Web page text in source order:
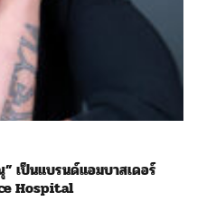
เป็นแบรนด์แอมบาสเดอร์
Hospital